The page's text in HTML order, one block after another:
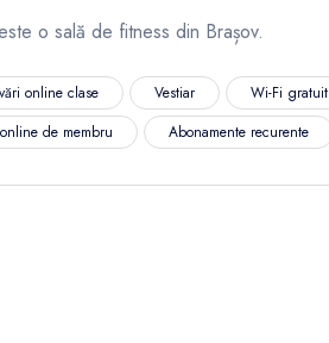
o sală de fitness din Brașov.
online clase Vestiar
Wi-Fi gratuit
de membru Abonamente recurente